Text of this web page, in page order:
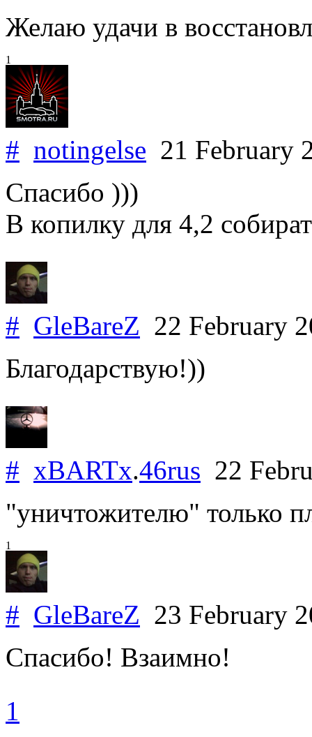
Желаю удачи в
1
# notingelse 21 February
Спасибо )))
В копилку для 4,2
# GleBareZ 22 February
Благодарствую!))
# xBARTx.46rus 22
"уничтожителю" только
1
# GleBareZ 23 February
Спасибо! Взаимно!
1